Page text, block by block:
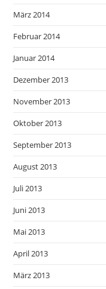
März 2014
Februar 2014
Januar 2014
Dezember 2013
November 2013
Oktober 2013
September 2013
August 2013
Juli 2013
Juni 2013
Mai 2013
April 2013
März 2013